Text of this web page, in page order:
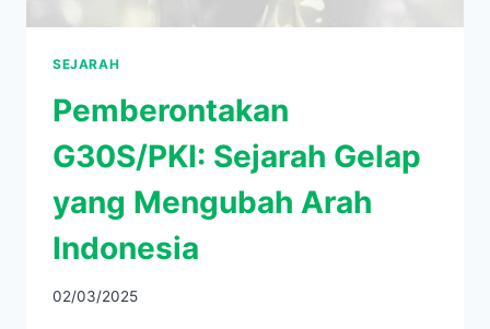
SEJARAH
Pemberontakan
G30S/PKI: Sejarah Gelap
yang Mengubah Arah
Indonesia
02/03/2025